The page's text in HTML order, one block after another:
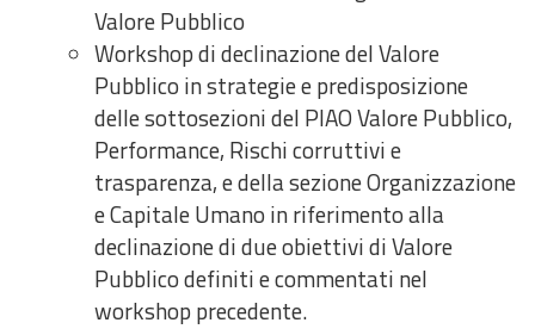
Valore Pubblico
Workshop di declinazione del Valore
Pubblico in strategie e predisposizione
delle sottosezioni del PIAO Valore Pubblico,
Performance, Rischi corruttivi e
trasparenza, e della sezione Organizzazione
e Capitale Umano in riferimento alla
declinazione di due obiettivi di Valore
Pubblico definiti e commentati nel
workshop precedente.